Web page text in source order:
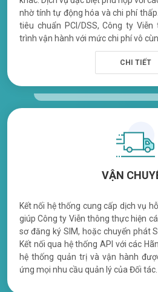
nhờ tính tự động hóa và chi phí
tiêu chuẩn PCI/DSS, Công ty
trình vận hành với mức chi phí vô
CHI TIẾT
VẬN
Kết nối hệ thống cung cấp dịch vụ
giúp Công ty Viễn thông thực hiện
sơ đăng ký SIM, hoặc chuyển phát
Kết nối qua hệ thống API với các
hệ thống quản trị và vận hành
ứng mọi nhu cầu quản lý của Đối tác.